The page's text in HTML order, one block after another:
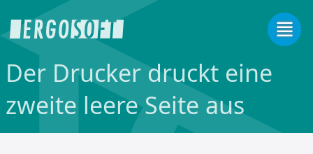
Der Drucker druckt eine
zweite leere Seite aus